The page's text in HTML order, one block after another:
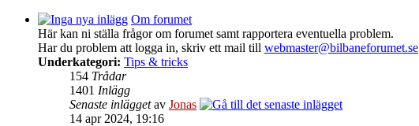
Om forumet
Här kan ni ställa frågor om forumet samt rapportera eventuella problem.
Har du problem att logga in, skriv ett mail till webmaster@bilbaneforumet.se
Underkategori: Tips & tricks
154 Trådar
1401 Inlägg
Senaste inläggetav Jonas
14 apr 2024, 19:16